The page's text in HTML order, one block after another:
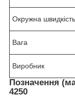
Окружна швидкість
Вага
Виробник
Позначення
4250